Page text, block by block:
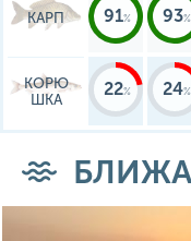
КАРП 91 93
КОРЮ
ШКА
22 24